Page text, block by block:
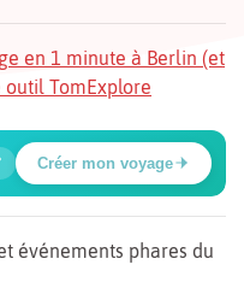
en 1 minute à Berlin (et
TomExplore
Créer mon voyage
événements phares du